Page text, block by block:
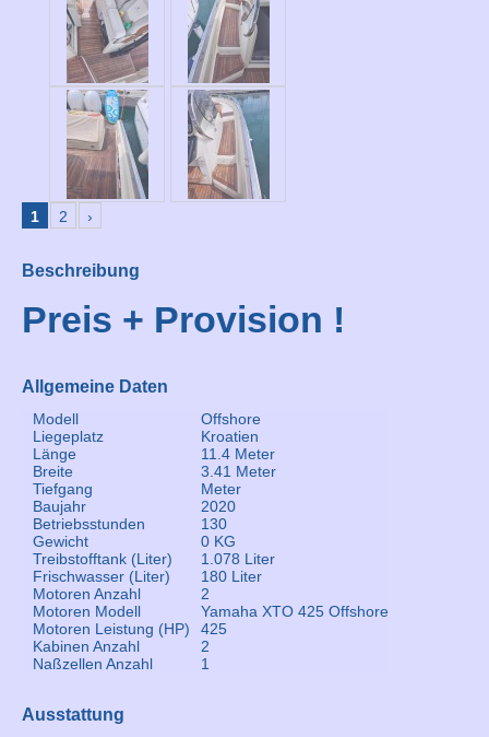
1 2 ›
Beschreibung
Preis + Provision !
Allgemeine Daten
Modell
Offshore
Liegeplatz
Kroatien
Länge
11.4 Meter
Breite
3.41 Meter
Tiefgang
Meter
Baujahr
2020
Betriebsstunden
130
Gewicht
0 KG
Treibstofftank (Liter)
1.078 Liter
Frischwasser (Liter)
180 Liter
Motoren Anzahl
2
Motoren Modell
Yamaha XTO 425 Offshore
Motoren Leistung (HP)
425
Kabinen Anzahl
2
Naßzellen Anzahl
1
Ausstattung